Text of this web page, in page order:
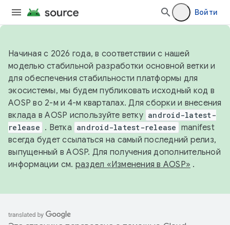
Войти
Начиная с 2026 года, в соответствии с нашей
моделью стабильной разработки основной ветки и
для обеспечения стабильности платформы для
экосистемы, мы будем публиковать исходный код в
AOSP во 2-м и 4-м кварталах. Для сборки и внесения
вклада в AOSP используйте ветку android-latest-
release . Ветка android-latest-release manifest
всегда будет ссылаться на самый последний релиз,
выпущенный в AOSP. Для получения дополнительной
информации см. раздел «Изменения в AOSP» .